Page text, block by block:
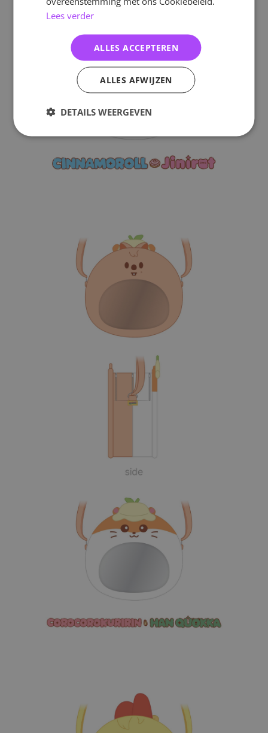
Lees verder
ALLES ACCEPTEREN
ALLES AFWIJZEN
DETAILS WEERGEVEN